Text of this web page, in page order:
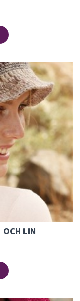
OCH LIN